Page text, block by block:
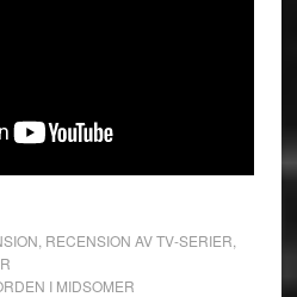
RECENSION AV TV-SERIER
I MIDSOMER